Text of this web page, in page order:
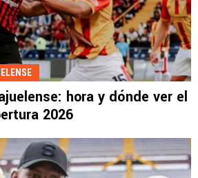
hora y dónde ver el
2026